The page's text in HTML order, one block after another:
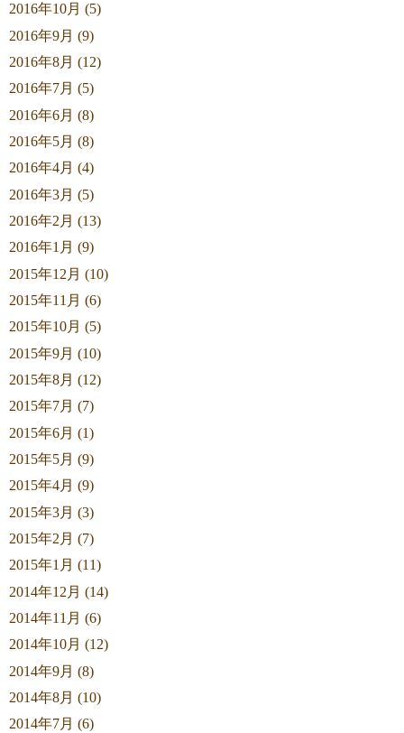
2016年10月 (5)
2016年9月 (9)
2016年8月 (12)
2016年7月 (5)
2016年6月 (8)
2016年5月 (8)
2016年4月 (4)
2016年3月 (5)
2016年2月 (13)
2016年1月 (9)
2015年12月 (10)
2015年11月 (6)
2015年10月 (5)
2015年9月 (10)
2015年8月 (12)
2015年7月 (7)
2015年6月 (1)
2015年5月 (9)
2015年4月 (9)
2015年3月 (3)
2015年2月 (7)
2015年1月 (11)
2014年12月 (14)
2014年11月 (6)
2014年10月 (12)
2014年9月 (8)
2014年8月 (10)
2014年7月 (6)